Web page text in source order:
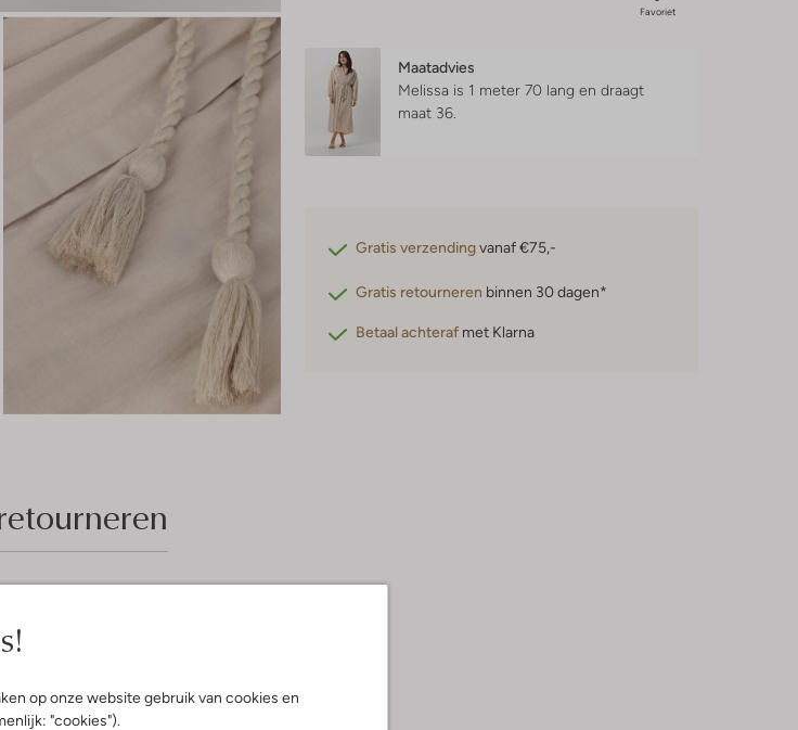
op onze website gebruik van cookies en
"cookies").
Favoriet
Maatadvies
Melissa is 1 meter 70 lang en draagt
maat 36.
Gratis verzendingvanaf €75,-
Gratis retourneren binnen 30 dagen*
Betaal achteraf met Klarna